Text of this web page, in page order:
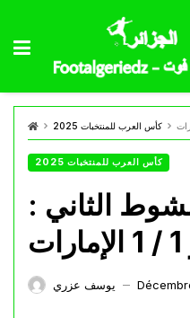
كأس العرب للمنتخبات 2025
كأس العرب للمنتخبات 2025
الثاني :
يوسف عزري —